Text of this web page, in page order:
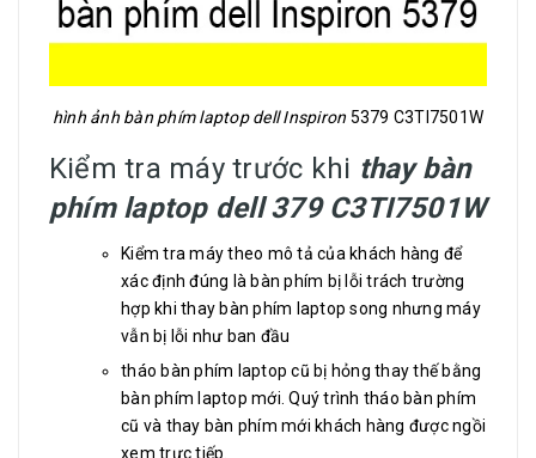
hình ảnh bàn phím laptop dell Inspiron 5379 C3TI7501W
Kiểm tra máy trước khi thay bàn
phím laptop dell 379 C3TI7501W
Kiểm tra máy theo mô tả của khách hàng để
xác định đúng là bàn phím bị lỗi trách trường
hợp khi thay bàn phím laptop song nhưng máy
vẫn bị lỗi như ban đầu
tháo bàn phím laptop cũ bị hỏng thay thế bằng
bàn phím laptop mới. Quý trình tháo bàn phím
cũ và thay bàn phím mới khách hàng được ngồi
xem trực tiếp.